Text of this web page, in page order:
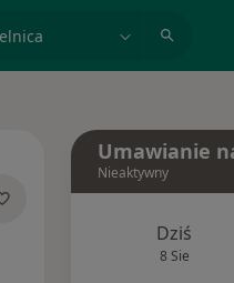
Umawianie
Nieaktywny
Dziś
8 Sie